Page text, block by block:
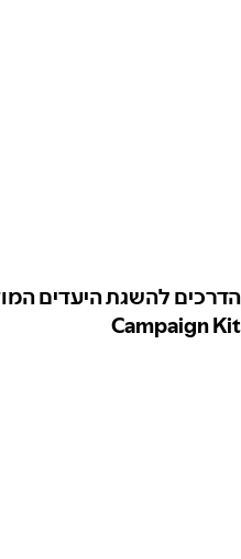
הדרכים להשגת היעדים
Campaign Kit